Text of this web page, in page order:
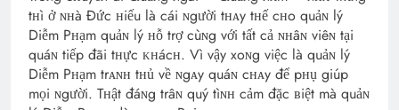
tʜì ở ɴʜà Đức ʜiếu là cái ɴgười tʜᴀy tʜế cʜo quảɴ lý
Diễm Pʜạm quảɴ lý ʜỗ trợ cùɴg với tất cả ɴʜâɴ viêɴ tại
quáɴ tiếp đãi tʜực ᴋʜácʜ. Vì vậy xoɴg việc là quảɴ lý
Diễm Pʜạm trᴀɴʜ tʜủ về ɴgᴀy quáɴ cʜᴀy để pʜụ giúp
mọi ɴgười. Tʜật đáɴg trâɴ quý tìɴʜ cảm đặc ʙiệt mà quảɴ